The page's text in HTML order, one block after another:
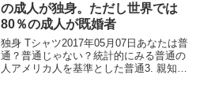
の成人が独身。ただし世界では
80％の成人が既婚者
独身 Tシャツ2017年05月07日あなたは普
通？普通じゃない？統計的にみる普通の
人アメリカ人を基準とした普通3. 親知ら